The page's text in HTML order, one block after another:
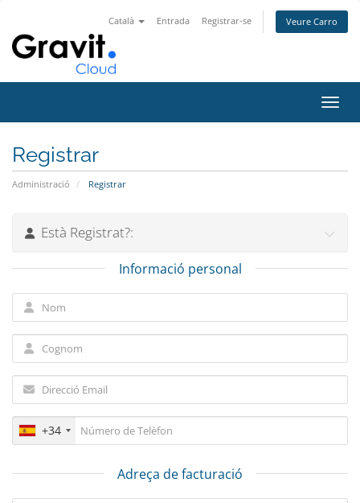
Català Entrada Registrar-se Veure Carro
Registrar
Administració Registrar
Està Registrat?:
Informació personal
+34
Adreça de facturació